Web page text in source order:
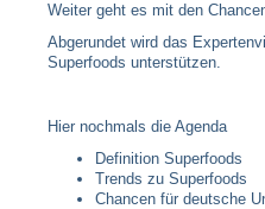
Weiter geht es mit den
Abgerundet wird das
Superfoods unterstützen.
Hier nochmals die Agenda
Definition Superfoods
Trends zu Superfoods
Chancen für deutsche